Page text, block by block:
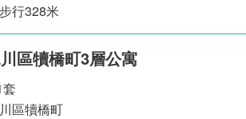
行328米
區犢橋町3層公寓
區犢橋町